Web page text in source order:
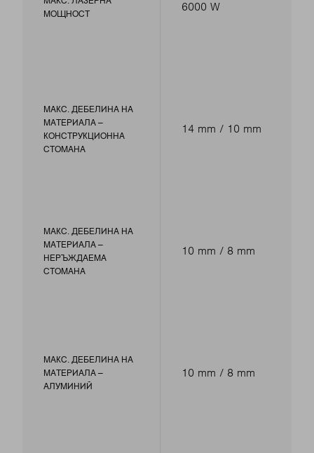
МОЩНОСТ
МАКС. ДЕБЕЛИНА НА
МАТЕРИАЛА –
КОНСТРУКЦИОННА
СТОМАНА
МАКС. ДЕБЕЛИНА НА
МАТЕРИАЛА –
НЕРЪЖДАЕМА
СТОМАНА
МАКС. ДЕБЕЛИНА НА
МАТЕРИАЛА –
АЛУМИНИЙ
6000 W
14 mm / 10 mm
10 mm / 8 mm
10 mm / 8 mm